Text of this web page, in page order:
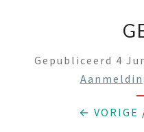
Gepubliceerd 4
← VORIGE